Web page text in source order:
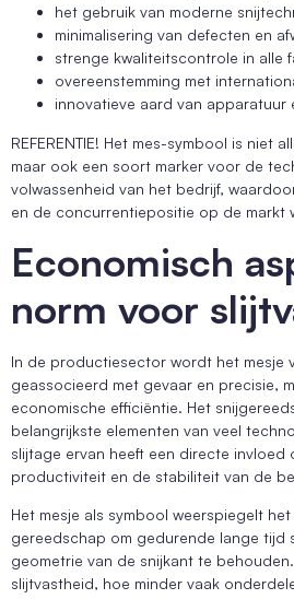
het gebruik van moderne
minimalisering van defecten en
strenge kwaliteitscontrole in alle
overeenstemming met
innovatieve aard van apparatuur
REFERENTIE! Het mes-symbool is niet
maar ook een soort marker voor de
volwassenheid van het bedrijf,
en de concurrentiepositie op de markt
Economisch
norm voor
In de productiesector wordt het mesje
geassocieerd met gevaar en precisie,
economische efficiëntie. Het
belangrijkste elementen van veel
slijtage ervan heeft een directe invloed
productiviteit en de stabiliteit van de
Het mesje als symbool weerspiegelt
gereedschap om gedurende lange tijd
geometrie van de snijkant te
slijtvastheid, hoe minder vaak